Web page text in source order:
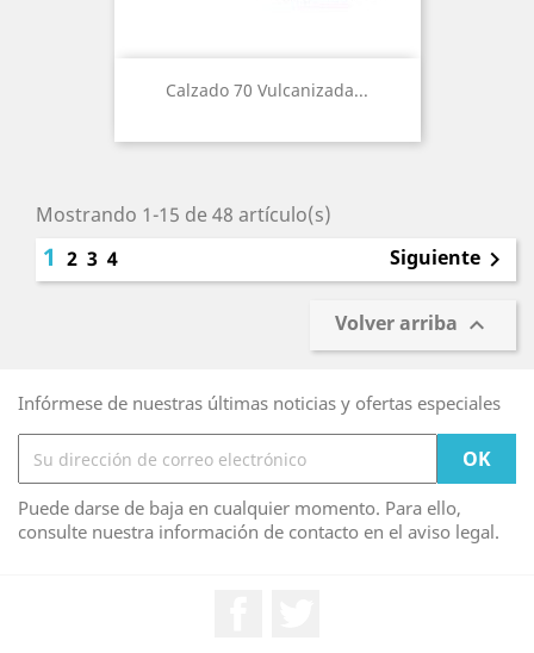
Calzado 70 Vulcanizada...
Mostrando 1-15 de 48 artículo(s)
1 2 3 4 Siguiente 
Volver arriba 
Infórmese de nuestras últimas noticias y ofertas especiales
Puede darse de baja en cualquier momento. Para ello,
consulte nuestra información de contacto en el aviso legal.